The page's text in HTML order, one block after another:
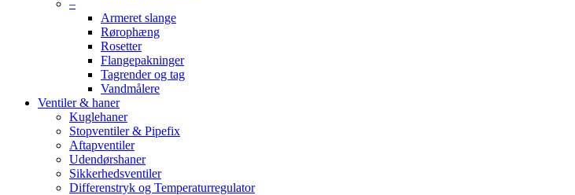
–
Armeret slange
Rørophæng
Rosetter
Flangepakninger
Tagrender og tag
Vandmålere
Ventiler & haner
Kuglehaner
Stopventiler & Pipefix
Aftapventiler
Udendørshaner
Sikkerhedsventiler
Differenstryk og Temperaturregulator